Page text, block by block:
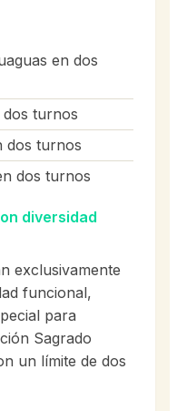
en dos
turnos
dos turnos
dos turnos
diversidad
exclusivamente
funcional,
para
Sagrado
un límite de dos